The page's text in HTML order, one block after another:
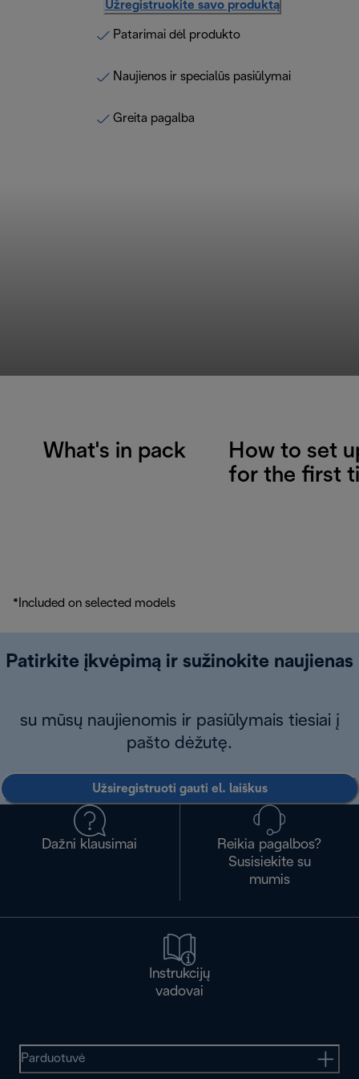
Užregistruokite savo produktą
Patarimai dėl produkto
Naujienos ir specialūs pasiūlymai
Greita pagalba
What's in pack
How to set
for the first
*Included on selected models
Patirkite įkvėpimą ir sužinokite naujienas
su mūsų naujienomis ir pasiūlymais tiesiai į
pašto dėžutę.
Užsiregistruoti gauti el. laiškus
Dažni klausimai
Reikia pagalbos?
Susisiekite su
mumis
Instrukcijų
vadovai
Parduotuvė